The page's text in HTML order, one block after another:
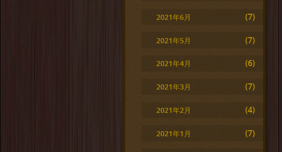
2021年6月 (7)
2021年5月 (7)
2021年4月 (6)
2021年3月 (7)
2021年2月 (4)
2021年1月 (7)